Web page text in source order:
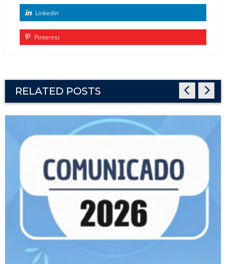
Linkedin
Pinterest
RELATED POSTS